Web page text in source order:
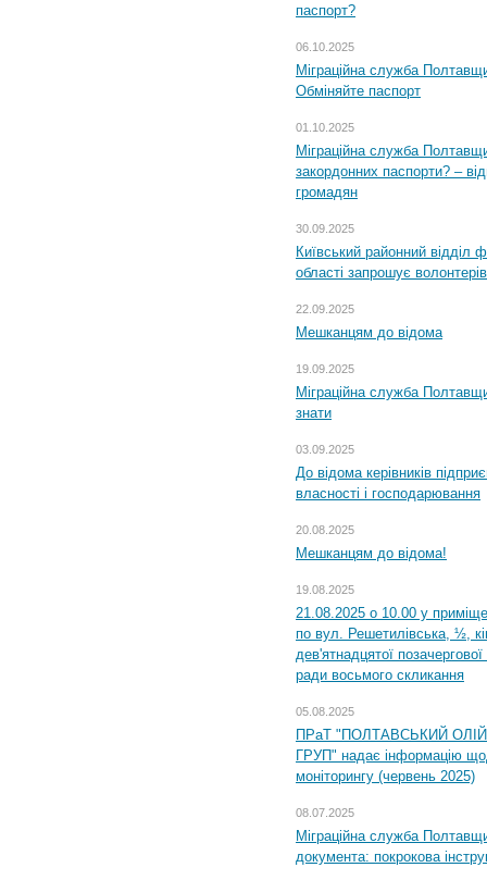
паспорт?
06.10.2025
Міграційна служба
Обміняйте паспорт
01.10.2025
Міграційна служба
закордонних паспорти? –
громадян
30.09.2025
Київський районний відділ
області запрошує
22.09.2025
Мешканцям до відома
19.09.2025
Міграційна служба
знати
03.09.2025
До відома керівників
власності і господарювання
20.08.2025
Мешканцям до відома!
19.08.2025
21.08.2025 о 10.00 у
по вул. Решетилівська, ½,
дев'ятнадцятої
ради восьмого скликання
05.08.2025
ПРаТ "ПОЛТАВСЬКИЙ
ГРУП" надає інформацію
моніторингу (червень 2025)
08.07.2025
Міграційна служба
документа: покрокова